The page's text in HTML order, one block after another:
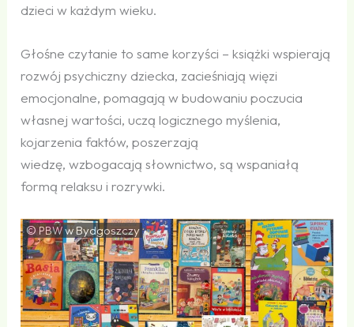
dzieci w każdym wieku.
Głośne czytanie to same korzyści – książki wspierają
rozwój psychiczny dziecka, zacieśniają więzi
emocjonalne, pomagają w budowaniu poczucia
własnej wartości, uczą logicznego myślenia,
kojarzenia faktów, poszerzają
wiedzę, wzbogacają słownictwo, są wspaniałą
formą relaksu i rozrywki.
© PBWw Bydgoszczy